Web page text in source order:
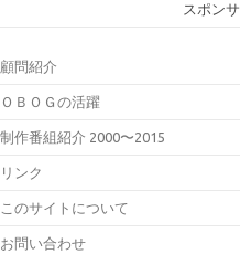
スポン
顧問紹介
ＯＢＯＧの活躍
制作番組紹介 2000〜2015
リンク
このサイトについて
お問い合わせ